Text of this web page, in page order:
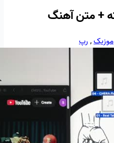
+ متن آهنگ
موزیک,رپ